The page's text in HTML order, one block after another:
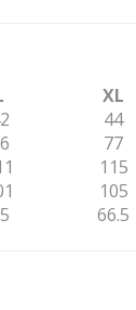
XL
44
77
115
105
66.5